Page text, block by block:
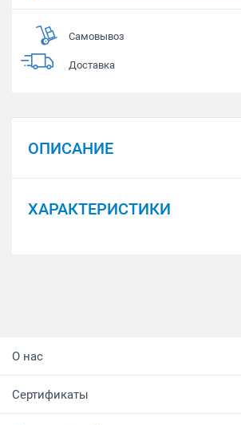
Самовывоз
Доставка
ОПИСАНИЕ
ХАРАКТЕРИСТИКИ
О нас
Сертификаты